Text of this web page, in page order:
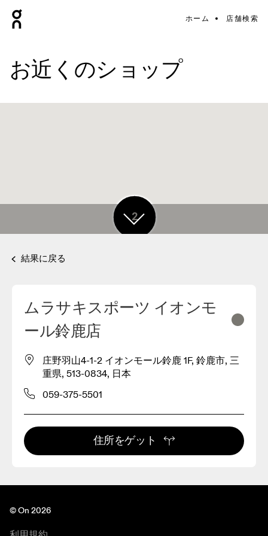
ホーム 店舗検索
お近くのショップ
2
2
結果に戻る
ムラサキスポーツ イオンモ
ール鈴鹿店
庄野羽山4-1-2 イオンモール鈴鹿 1F, 鈴鹿市, 三
重県, 513-0834, 日本
059-375-5501
住所をゲット
© On 2026